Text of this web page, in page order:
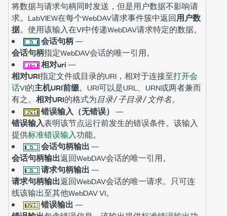
将数据与请求句柄同时发送，但是用户数据不影响请
求。LabVIEW在每个WebDAV请求事件簇中返回用户数
据。使用该输入在VI中传递WebDAV请求特定的数据。
会话句柄—
会话句柄指定WebDAV会话的唯一引用。
相对uri —
相对URI指定文件或目录的URI，相对于连接至打开会
话VI的主机URI前缀。URI可以是URL、URN或两者兼而
有之。 相对URI的格式为目录/子目录/文件名。
错误输入（无错误） —
错误输入表明该节点运行前发生的错误条件。该输入
提供标准错误输入功能。
会话句柄输出 —
会话句柄输出返回WebDAV会话的唯一引用。
请求句柄输出 —
请求句柄输出返回WebDAV会话的唯一请求。只可连
线该输出至其他WebDAV VI。
错误输出 —